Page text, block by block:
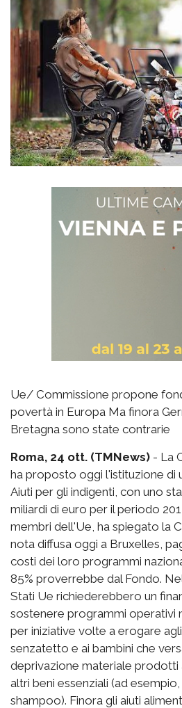
Ue/ Commissione propone
povertà in Europa Ma finora
Bretagna sono state contrarie
Roma, 24 ott. (TMNews) - La
ha proposto oggi l'istituzione di
Aiuti per gli indigenti, con uno
miliardi di euro per il periodo
membri dell'Ue, ha spiegato la
nota diffusa oggi a Bruxelles,
costi dei loro programmi
85% proverrebbe dal Fondo.
Stati Ue richiederebbero un
sostenere programmi operativi
per iniziative volte a erogare
senzatetto e ai bambini che
deprivazione materiale prodotti
altri beni essenziali (ad
shampoo). Finora gli aiuti